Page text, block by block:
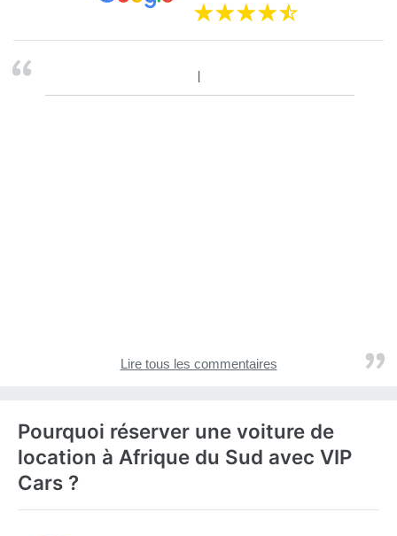
Lire tous les commentaires
Pourquoi réserver une voiture de
location à Afrique du Sud avec VIP
Cars ?